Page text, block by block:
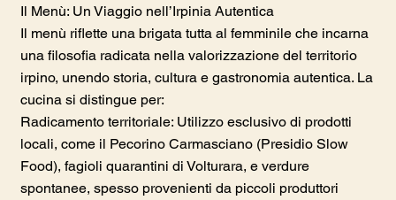
Il Menù: Un Viaggio nell’Irpinia Autentica
Il menù riflette una brigata tutta al femminile che incarna
una filosofia radicata nella valorizzazione del territorio
irpino, unendo storia, cultura e gastronomia autentica. La
cucina si distingue per:
Radicamento territoriale: Utilizzo esclusivo di prodotti
locali, come il Pecorino Carmasciano (Presidio Slow
Food), fagioli quarantini di Volturara, e verdure
spontanee, spesso provenienti da piccoli produttori